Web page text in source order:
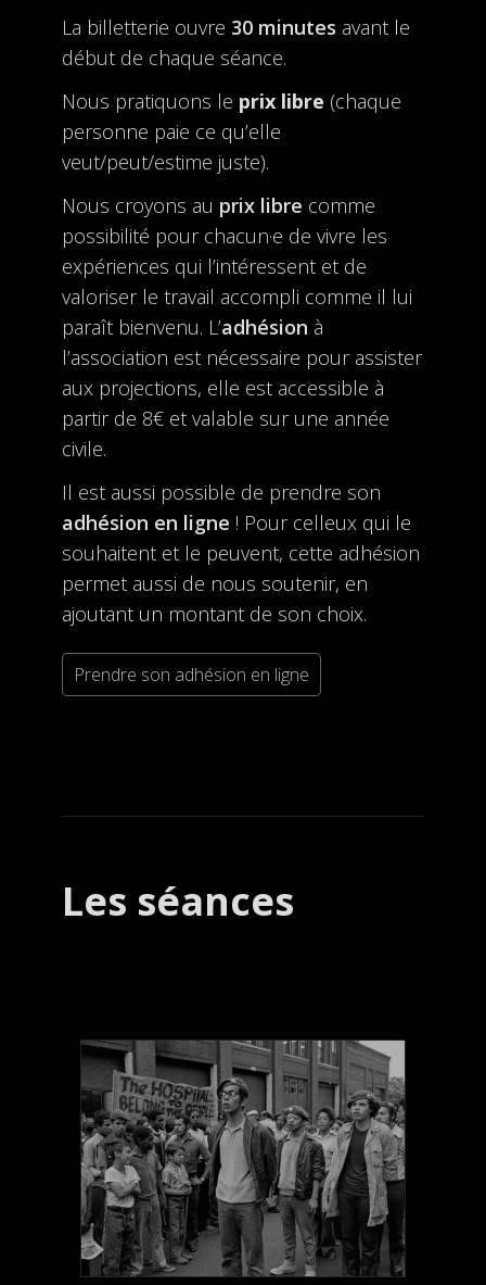
La billetterie ouvre 30 minutes avant le
début de chaque séance.
Nous pratiquons le prix libre (chaque
personne paie ce qu’elle
veut/peut/estime juste).
Nous croyons au prix libre comme
possibilité pour chacun·e de vivre les
expériences qui l’intéressent et de
valoriser le travail accompli comme il lui
paraît bienvenu. L’adhésion à
l’association est nécessaire pour assister
aux projections, elle est accessible à
partir de 8€ et valable sur une année
civile.
Il est aussi possible de prendre son
adhésion en ligne ! Pour celleux qui le
souhaitent et le peuvent, cette adhésion
permet aussi de nous soutenir, en
ajoutant un montant de son choix.
Prendre son adhésion en ligne
Les séances